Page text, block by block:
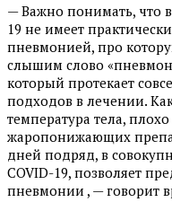
— Важно понимать, что
19 не имеет
пневмонией, про
слышим слово
который протекает
подходов в лечении.
температура тела,
жаропонижающих
дней подряд, в
COVID-19, позволяет
пневмонии , — говорит